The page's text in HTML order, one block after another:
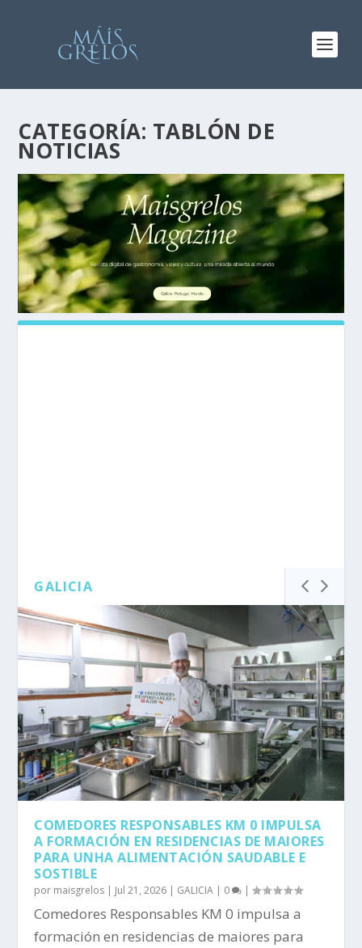
CATEGORÍA: TABLÓN DE
NOTICIAS
GALICIA
COMEDORES RESPONSABLES KM 0 IMPULSA
A FORMACIÓN EN RESIDENCIAS DE MAIORES
PARA UNHA ALIMENTACIÓN SAUDABLE E
SOSTIBLE
por maisgrelos | Jul 21, 2026 | GALICIA | 0 |
Comedores Responsables KM 0 impulsa a
formación en residencias de maiores para